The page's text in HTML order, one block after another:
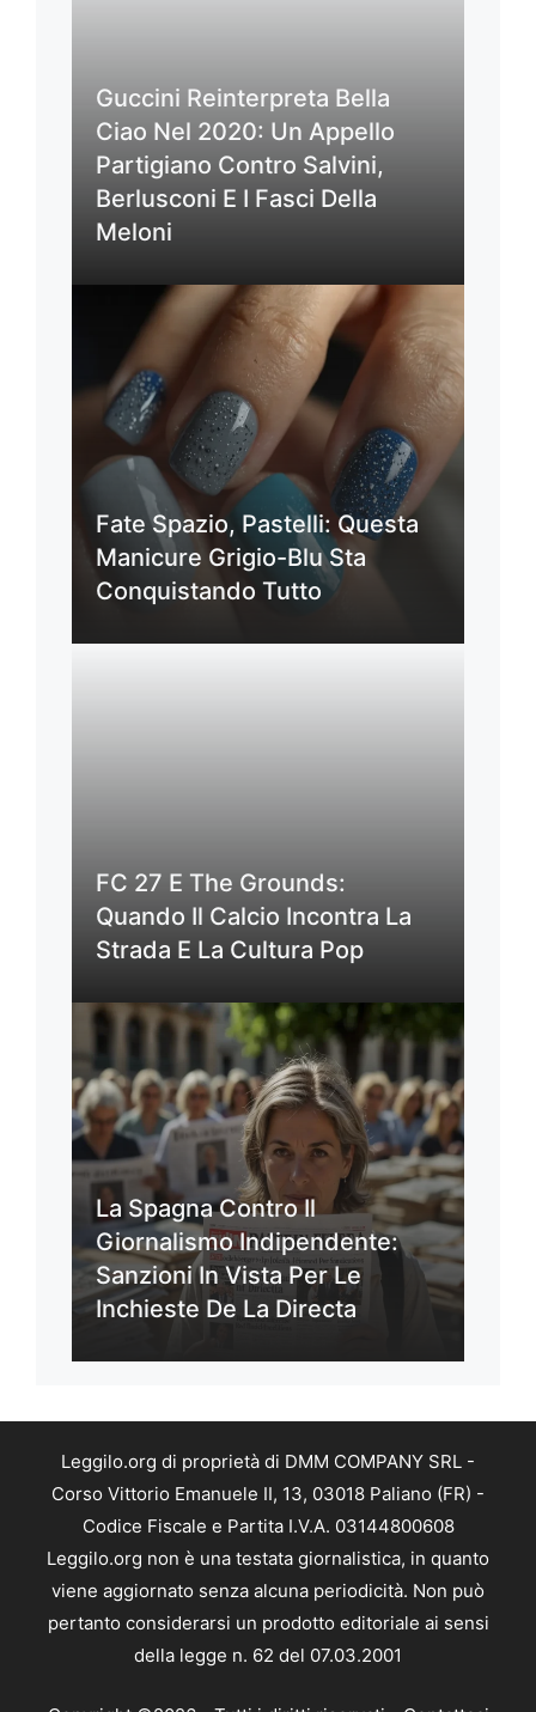
Guccini Reinterpreta Bella
Ciao Nel 2020: Un Appello
Partigiano Contro Salvini,
Berlusconi E I Fasci Della
Meloni
Fate Spazio, Pastelli: Questa
Manicure Grigio-Blu Sta
Conquistando Tutto
FC 27 E The Grounds:
Quando Il Calcio Incontra La
Strada E La Cultura Pop
La Spagna Contro Il
Giornalismo Indipendente:
Sanzioni In Vista Per Le
Inchieste De La Directa
Leggilo.org di proprietà di DMM COMPANY SRL -
Corso Vittorio Emanuele II, 13, 03018 Paliano (FR) -
Codice Fiscale e Partita I.V.A. 03144800608
Leggilo.org non è una testata giornalistica, in quanto
viene aggiornato senza alcuna periodicità. Non può
pertanto considerarsi un prodotto editoriale ai sensi
della legge n. 62 del 07.03.2001